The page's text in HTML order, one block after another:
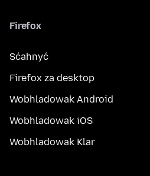
Firefox
Sćahnyć
Firefox za desktop
Wobhladowak Android
Wobhladowak iOS
Wobhladowak Klar